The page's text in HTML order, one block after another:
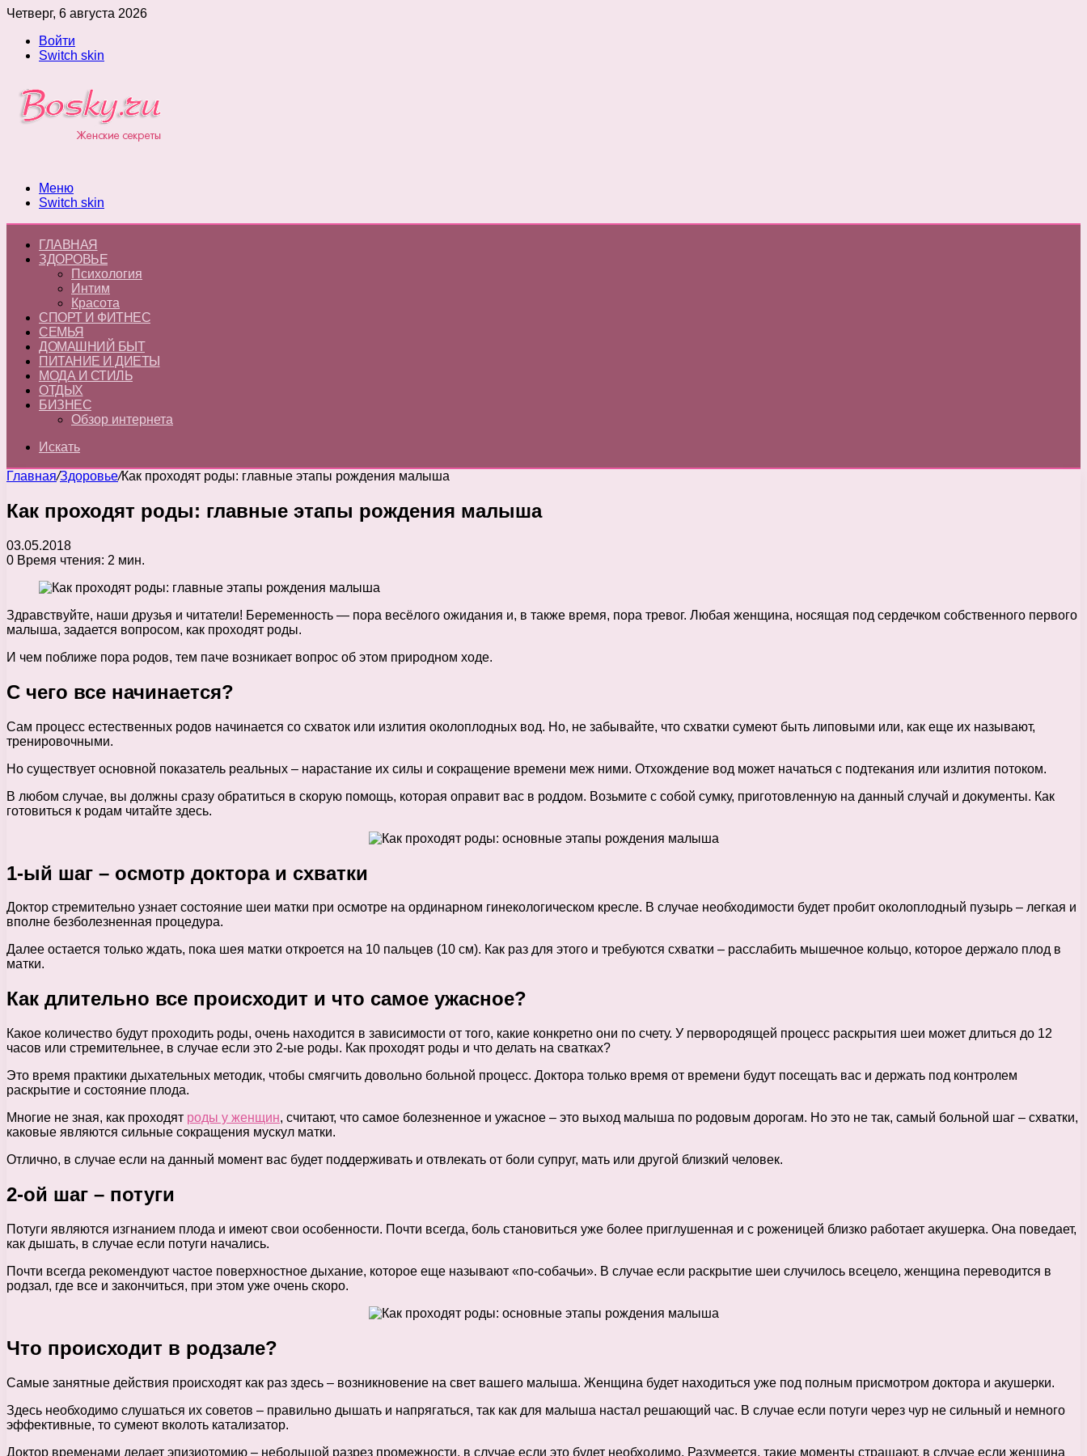
Четверг, 6 августа 2026
Войти
Switch skin
Меню
Switch skin
ГЛАВНАЯ
ЗДОРОВЬЕ
Психология
Интим
Красота
СПОРТ И ФИТНЕС
СЕМЬЯ
ДОМАШНИЙ БЫТ
ПИТАНИЕ И ДИЕТЫ
МОДА И СТИЛЬ
ОТДЫХ
БИЗНЕС
Обзор интернета
Искать
Главная/Здоровье/Как проходят роды: главные этапы рождения малыша
Как проходят роды: главные этапы рождения малыша
03.05.2018
0 Время чтения: 2 мин.
Здравствуйте, наши друзья и читатели! Беременность — пора весёлого ожидания и, в также время, пора тревог. Любая женщина, носящая под сердечком собственного первого
малыша, задается вопросом, как проходят роды.
И чем поближе пора родов, тем паче возникает вопрос об этом природном ходе.
С чего все начинается?
Сам процесс естественных родов начинается со схваток или излития околоплодных вод. Но, не забывайте, что схватки сумеют быть липовыми или, как еще их называют,
тренировочными.
Но существует основной показатель реальных – нарастание их силы и сокращение времени меж ними. Отхождение вод может начаться с подтекания или излития потоком.
В любом случае, вы должны сразу обратиться в скорую помощь, которая оправит вас в роддом. Возьмите с собой сумку, приготовленную на данный случай и документы. Как
готовиться к родам читайте здесь.
1-ый шаг – осмотр доктора и схватки
Доктор стремительно узнает состояние шеи матки при осмотре на ординарном гинекологическом кресле. В случае необходимости будет пробит околоплодный пузырь – легкая и
вполне безболезненная процедура.
Далее остается только ждать, пока шея матки откроется на 10 пальцев (10 см). Как раз для этого и требуются схватки – расслабить мышечное кольцо, которое держало плод в
матки.
Как длительно все происходит и что самое ужасное?
Какое количество будут проходить роды, очень находится в зависимости от того, какие конкретно они по счету. У первородящей процесс раскрытия шеи может длиться до 12
часов или стремительнее, в случае если это 2-ые роды. Как проходят роды и что делать на сватках?
Это время практики дыхательных методик, чтобы смягчить довольно больной процесс. Доктора только время от времени будут посещать вас и держать под контролем
раскрытие и состояние плода.
Многие не зная, как проходят роды у женщин, считают, что самое болезненное и ужасное – это выход малыша по родовым дорогам. Но это не так, самый больной шаг – схватки,
каковые являются сильные сокращения мускул матки.
Отлично, в случае если на данный момент вас будет поддерживать и отвлекать от боли супруг, мать или другой близкий человек.
2-ой шаг – потуги
Потуги являются изгнанием плода и имеют свои особенности. Почти всегда, боль становиться уже более приглушенная и с роженицей близко работает акушерка. Она поведает,
как дышать, в случае если потуги начались.
Почти всегда рекомендуют частое поверхностное дыхание, которое еще называют «по-собачьи». В случае если раскрытие шеи случилось всецело, женщина переводится в
родзал, где все и закончиться, при этом уже очень скоро.
Что происходит в родзале?
Самые занятные действия происходят как раз здесь – возникновение на свет вашего малыша. Женщина будет находиться уже под полным присмотром доктора и акушерки.
Здесь необходимо слушаться их советов – правильно дышать и напрягаться, так как для малыша настал решающий час. В случае если потуги через чур не сильный и немного
эффективные, то сумеют вколоть катализатор.
Доктор временами делает эпизиотомию – небольшой разрез промежности, в случае если это будет необходимо. Разумеется, такие моменты стращают, в случае если женщина